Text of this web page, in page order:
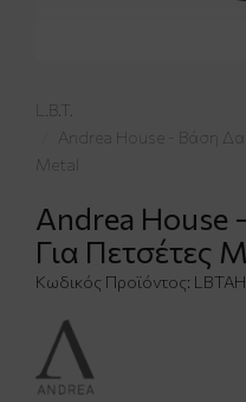
L.B.T.
Andrea House - Βάση
Metal
Andrea House
Για Πετσέτες
Κωδικός Προϊόντος: